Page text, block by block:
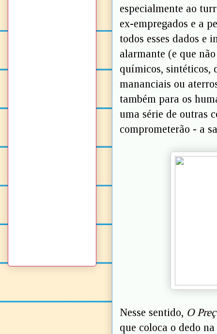
especialmente ao
ex-empregados e a
todos esses dados e
alarmante (e que
químicos, sintéticos,
mananciais ou
também para os
uma série de outras
comprometerão - a
Nesse sentido, O
que coloca o dedo